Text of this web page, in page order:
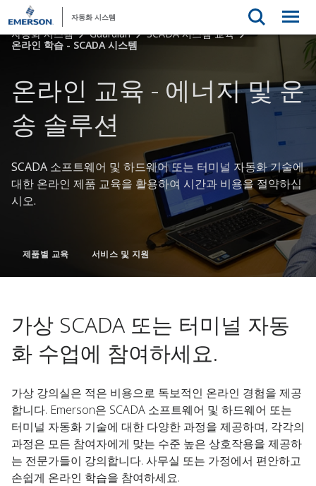
자동화 시스템
자동화 시스템 Guardian
SCADA 시스템 교육
온라인 학습 - SCADA 시스템
온라인 교육 - 에너지 및 운
송 솔루션
SCADA 소프트웨어 및 하드웨어 또는 터미널 자동화 기술에
대한 온라인 제품 교육을 활용하여 시간과 비용을 절약하십
시오.
제품별 교육 서비스 및 지원
가상 SCADA 또는 터미널 자동
화 수업에 참여하세요.
가상 강의실은 적은 비용으로 독보적인 온라인 경험을 제공
합니다. Emerson은 SCADA 소프트웨어 및 하드웨어 또는
터미널 자동화 기술에 대한 다양한 과정을 제공하며, 각각의
과정은 모든 참여자에게 맞는 수준 높은 상호작용을 제공하
는 전문가들이 강의합니다. 사무실 또는 가정에서 편안하고
손쉽게 온라인 학습을 참여하세요.